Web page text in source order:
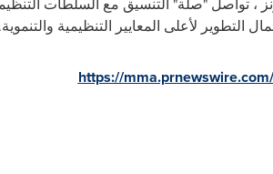
التطوير لأعلى المعايير التنظيمية والتنموية.
https://